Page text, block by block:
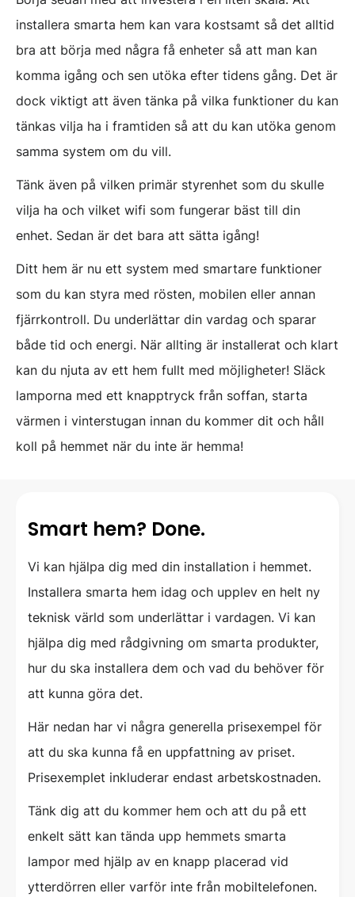
installera smarta hem kan vara kostsamt så det alltid
bra att börja med några få enheter så att man kan
komma igång och sen utöka efter tidens gång. Det är
dock viktigt att även tänka på vilka funktioner du kan
tänkas vilja ha i framtiden så att du kan utöka genom
samma system om du vill.
Tänk även på vilken primär styrenhet som du skulle
vilja ha och vilket wifi som fungerar bäst till din
enhet. Sedan är det bara att sätta igång!
Ditt hem är nu ett system med smartare funktioner
som du kan styra med rösten, mobilen eller annan
fjärrkontroll. Du underlättar din vardag och sparar
både tid och energi. När allting är installerat och klart
kan du njuta av ett hem fullt med möjligheter! Släck
lamporna med ett knapptryck från soffan, starta
värmen i vinterstugan innan du kommer dit och håll
koll på hemmet när du inte är hemma!
Smart hem? Done.
Vi kan hjälpa dig med din installation i hemmet.
Installera smarta hem idag och upplev en helt ny
teknisk värld som underlättar i vardagen. Vi kan
hjälpa dig med rådgivning om smarta produkter,
hur du ska installera dem och vad du behöver för
att kunna göra det.
Här nedan har vi några generella prisexempel för
att du ska kunna få en uppfattning av priset.
Prisexemplet inkluderar endast arbetskostnaden.
Tänk dig att du kommer hem och att du på ett
enkelt sätt kan tända upp hemmets smarta
lampor med hjälp av en knapp placerad vid
ytterdörren eller varför inte från mobiltelefonen.